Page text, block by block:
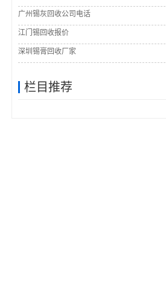
广州锡灰回收公司电话
江门锡回收报价
深圳锡膏回收厂家
栏目推荐